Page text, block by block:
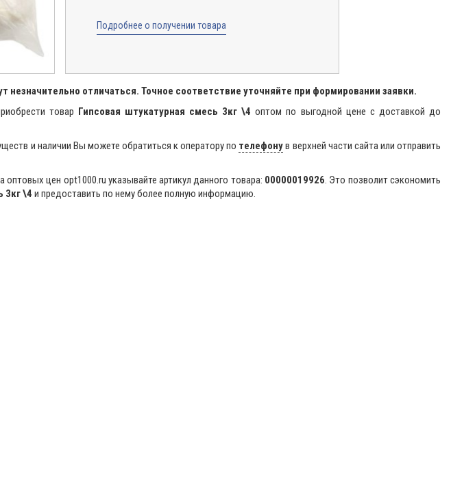
Подробнее о получении товара
незначительно отличаться. Точное соответствие уточняйте при формировании заявки.
товар Гипсовая штукатурная смесь 3кг \4 оптом по выгодной цене с доставкой до
и наличии Вы можете обратиться к оператору по телефонув верхней части сайта или отправить
цен opt1000.ru указывайте артикул данного товара: 00000019926. Это позволит сэкономить
3кг \4 и предоставить по нему более полную информацию.